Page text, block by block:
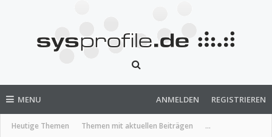
MENU
Heutige Themen Themen mit aktuellen Beiträgen ...
ANMELDEN REGISTRIEREN